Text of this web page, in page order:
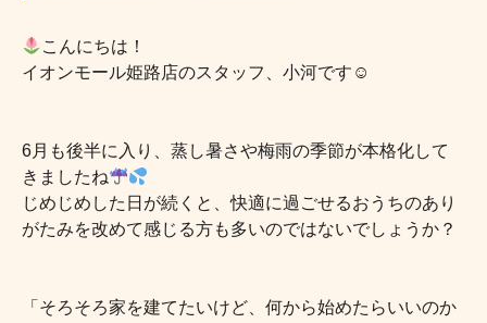
こんにちは！
イオンモール姫路店のスタッフ、小河です☺︎
6月も後半に入り、蒸し暑さや梅雨の季節が本格化して
きましたね
じめじめした日が続くと、快適に過ごせるおうちのあり
がたみを改めて感じる方も多いのではないでしょうか？
「そろそろ家を建てたいけど、何から始めたらいいのか